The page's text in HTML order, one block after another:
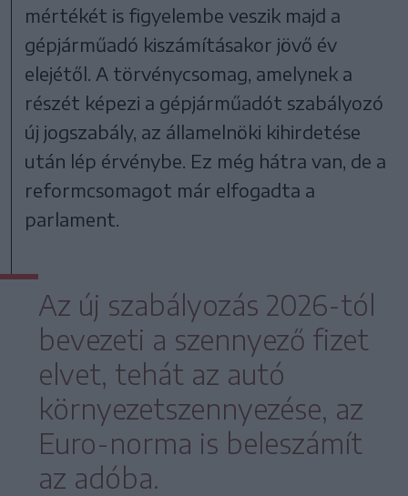
mértékét is figyelembe veszik majd a
gépjárműadó kiszámításakor jövő év
elejétől. A törvénycsomag, amelynek a
részét képezi a gépjárműadót szabályozó
új jogszabály, az államelnöki kihirdetése
után lép érvénybe. Ez még hátra van, de a
reformcsomagot már elfogadta a
parlament.
Az új szabályozás 2026-tól
bevezeti a szennyező fizet
elvet, tehát az autó
környezetszennyezése, az
Euro-norma is beleszámít
az adóba.